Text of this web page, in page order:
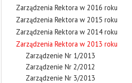
Zarządzenia Rektora w 2016 roku
Zarządzenia Rektora w 2015 roku
Zarządzenia Rektora w 2014 roku
Zarządzenia Rektora w 2013 roku
Zarządzenie Nr 1/2013
Zarządzenie Nr 2/2012
Zarządzenie Nr 3/2013